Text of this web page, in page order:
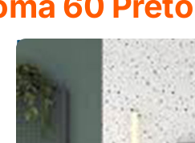
Descrição
O toucador em aço para
beleza.
Protegido por pintura em pó
bordas sobrepostas, espaço